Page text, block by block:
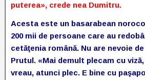
puterea», crede nea Dumitru.
Acesta este un basarabean
200 mii de persoane care au
cetăţenia română. Nu are nevoie
Prutul. «Mai demult plecam cu
vreau, atunci plec. E bine cu